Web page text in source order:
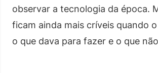
observar a tecnologia da época.
ficam ainda mais críveis quando
o que dava para fazer e o que